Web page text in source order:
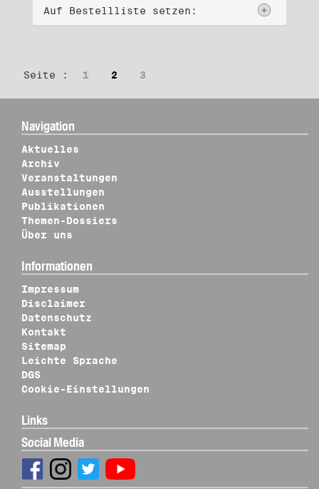
Auf Bestellliste setzen:
Seite : 1 2 3
Navigation
Aktuelles
Archiv
Veranstaltungen
Ausstellungen
Publikationen
Themen-Dossiers
Über uns
Informationen
Impressum
Disclaimer
Datenschutz
Kontakt
Sitemap
Leichte Sprache
DGS
Cookie-Einstellungen
Links
Social Media